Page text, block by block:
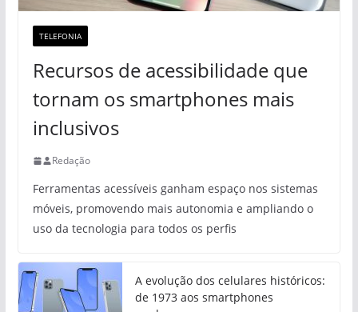
TELEFONIA
Recursos de acessibilidade que
tornam os smartphones mais
inclusivos
Redação
Ferramentas acessíveis ganham espaço nos sistemas
móveis, promovendo mais autonomia e ampliando o
uso da tecnologia para todos os perfis
A evolução dos celulares históricos:
de 1973 aos smartphones